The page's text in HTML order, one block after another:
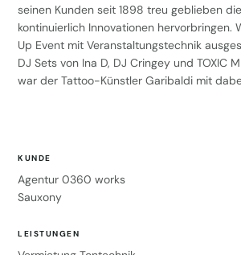
seinen Kunden seit 1898 treu geblieben
kontinuierlich Innovationen hervorbringen.
Up Event mit Veranstaltungstechnik
DJ Sets von Ina D, DJ Cringey und TOXIC
war der Tattoo-Künstler Garibaldi mit
KUNDE
Agentur 0360 works
Sauxony
LEISTUNGEN